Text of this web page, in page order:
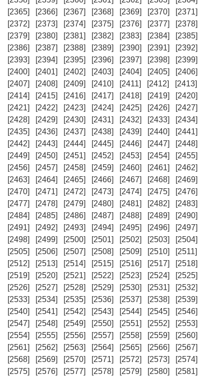
[2365]
[2366] [2367] [2368] [2369] [2370]
[2371]
[2372]
[2373] [2374] [2375] [2376] [2377]
[2378]
[2379]
[2380] [2381] [2382] [2383] [2384]
[2385]
[2386]
[2387] [2388] [2389] [2390] [2391]
[2392]
[2393]
[2394] [2395] [2396] [2397] [2398]
[2399]
[2400]
[2401] [2402] [2403] [2404] [2405]
[2406]
[2407]
[2408] [2409] [2410] [2411] [2412]
[2413]
[2414]
[2415] [2416] [2417] [2418] [2419]
[2420]
[2421]
[2422] [2423] [2424] [2425] [2426]
[2427]
[2428]
[2429] [2430] [2431] [2432] [2433]
[2434]
[2435]
[2436] [2437] [2438] [2439] [2440]
[2441]
[2442]
[2443] [2444] [2445] [2446] [2447]
[2448]
[2449]
[2450] [2451] [2452] [2453] [2454]
[2455]
[2456]
[2457] [2458] [2459] [2460] [2461]
[2462]
[2463]
[2464] [2465] [2466] [2467] [2468]
[2469]
[2470]
[2471] [2472] [2473] [2474] [2475]
[2476]
[2477]
[2478] [2479] [2480] [2481] [2482]
[2483]
[2484]
[2485] [2486] [2487] [2488] [2489]
[2490]
[2491]
[2492] [2493] [2494] [2495] [2496]
[2497]
[2498]
[2499] [2500] [2501] [2502] [2503]
[2504]
[2505]
[2506] [2507] [2508] [2509] [2510]
[2511]
[2512]
[2513] [2514] [2515] [2516] [2517]
[2518]
[2519]
[2520] [2521] [2522] [2523] [2524]
[2525]
[2526]
[2527] [2528] [2529] [2530] [2531]
[2532]
[2533]
[2534] [2535] [2536] [2537] [2538]
[2539]
[2540]
[2541] [2542] [2543] [2544] [2545]
[2546]
[2547]
[2548] [2549] [2550] [2551] [2552]
[2553]
[2554]
[2555] [2556] [2557] [2558] [2559]
[2560]
[2561]
[2562] [2563] [2564] [2565] [2566]
[2567]
[2568]
[2569] [2570] [2571] [2572] [2573]
[2574]
[2575]
[2576] [2577] [2578] [2579] [2580]
[2581]